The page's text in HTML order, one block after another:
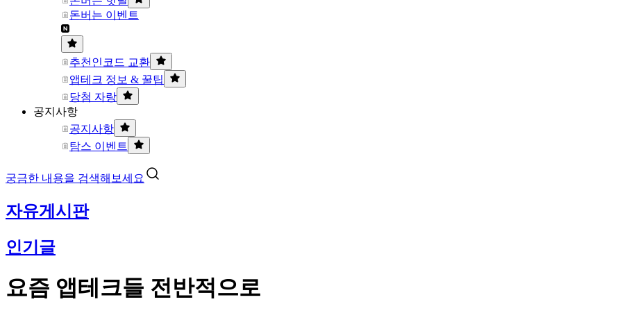
돈버는 이벤트
추천인코드 교환
앱테크 정보 & 꿀팁
당첨 자랑
공지사항
공지사항
탐스 이벤트
궁금한 내용을 검색해보세요
자유게시판
인기글
요즘 앱테크들 전반적으로